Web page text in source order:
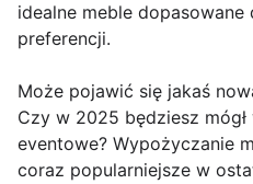
idealne meble
preferencji.
Może pojawić się jakaś
Czy w 2025 będziesz
eventowe? Wypożyczanie
coraz popularniejsze w